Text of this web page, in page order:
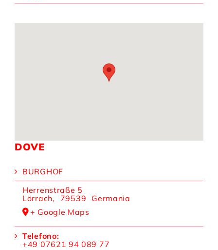
DOVE
BURGHOF
Herrenstraße 5
Lörrach, 79539
Germania
+ Google Maps
Telefono:
+49 07621 94 089 77